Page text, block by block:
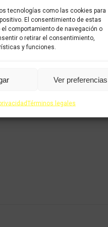
tecnologías como las cookies para
El consentimiento de estas
comportamiento de navegación o
o retirar el consentimiento,
y funciones.
Ver preferencias
Términos legales
Categorías:Recambios
on
X
on
Facebook